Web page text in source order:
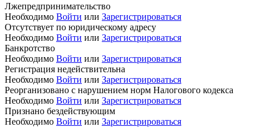
Лжепредпринимательство
Необходимо Войти или Зарегистрироваться
Отсутствует по юридическому адресу
Необходимо Войти или Зарегистрироваться
Банкротство
Необходимо Войти или Зарегистрироваться
Регистрация недействительна
Необходимо Войти или Зарегистрироваться
Реорганизовано с нарушением норм Налогового кодекса
Необходимо Войти или Зарегистрироваться
Признано бездействующим
Необходимо Войти или Зарегистрироваться